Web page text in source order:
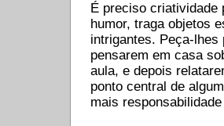
É preciso criatividade
humor, traga objetos
intrigantes. Peça-
pensarem em casa
aula, e depois
ponto central de
mais